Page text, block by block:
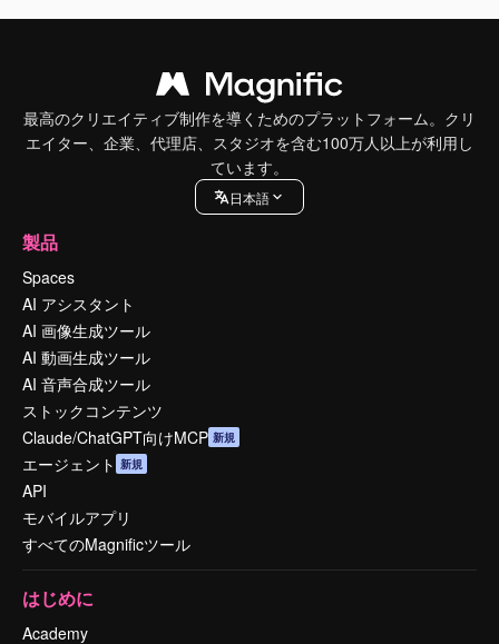
最高のクリエイティブ制作を導くためのプラットフォーム。クリ
エイター、企業、代理店、スタジオを含む100万人以上が利用し
ています。
日本語
製品
Spaces
AI アシスタント
AI 画像生成ツール
AI 動画生成ツール
AI 音声合成ツール
ストックコンテンツ
Claude/ChatGPT向けMCP 新規
エージェント 新規
API
モバイルアプリ
すべてのMagnificツール
はじめに
Academy